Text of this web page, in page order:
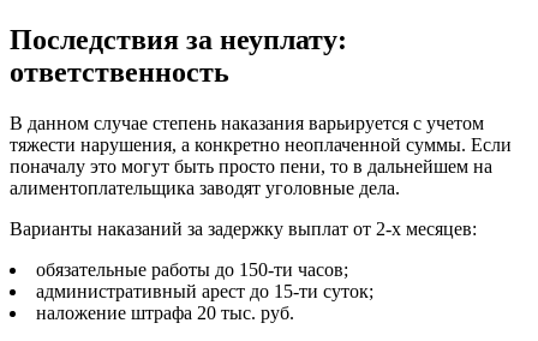
Последствия за неуплату:
ответственность
В данном случае степень наказания варьируется с учетом
тяжести нарушения, а конкретно неоплаченной суммы. Если
поначалу это могут быть просто пени, то в дальнейшем на
алиментоплательщика заводят уголовные дела.
Варианты наказаний за задержку выплат от 2-х месяцев:
обязательные работы до 150-ти часов;
административный арест до 15-ти суток;
наложение штрафа 20 тыс. руб.